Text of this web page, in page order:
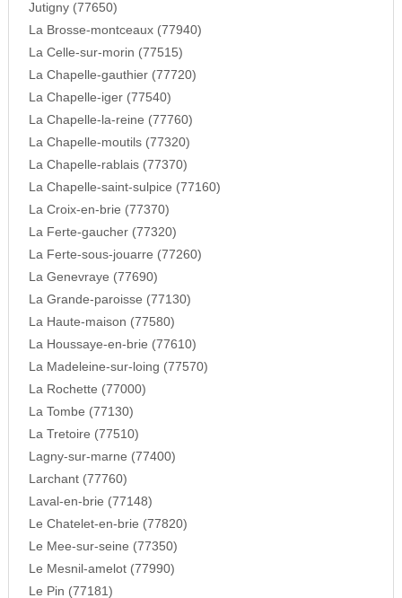
Jutigny (77650)
La Brosse-montceaux (77940)
La Celle-sur-morin (77515)
La Chapelle-gauthier (77720)
La Chapelle-iger (77540)
La Chapelle-la-reine (77760)
La Chapelle-moutils (77320)
La Chapelle-rablais (77370)
La Chapelle-saint-sulpice (77160)
La Croix-en-brie (77370)
La Ferte-gaucher (77320)
La Ferte-sous-jouarre (77260)
La Genevraye (77690)
La Grande-paroisse (77130)
La Haute-maison (77580)
La Houssaye-en-brie (77610)
La Madeleine-sur-loing (77570)
La Rochette (77000)
La Tombe (77130)
La Tretoire (77510)
Lagny-sur-marne (77400)
Larchant (77760)
Laval-en-brie (77148)
Le Chatelet-en-brie (77820)
Le Mee-sur-seine (77350)
Le Mesnil-amelot (77990)
Le Pin (77181)